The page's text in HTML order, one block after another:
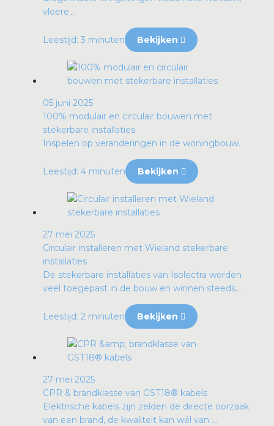
vloere...
Leestijd: 3 minuten Bekijken
05 juni 2025
100% modulair en circulair bouwen met
stekerbare installaties
Inspelen op veranderingen in de woningbouw.
Leestijd: 4 minuten Bekijken
27 mei 2025
Circulair installeren met Wieland stekerbare
installaties
De stekerbare installaties van Isolectra worden
veel toegepast in de bouw en winnen steeds...
Leestijd: 2 minuten Bekijken
27 mei 2025
CPR & brandklasse van GST18® kabels
Elektrische kabels zijn zelden de directe oorzaak
van een brand, de kwaliteit kan wél van ...